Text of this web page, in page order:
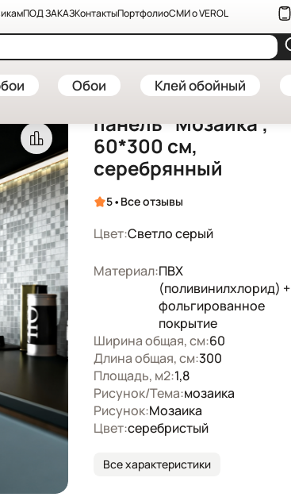
ПОД ЗАКАЗКонтактыПортфолиоСМИ о VEROL
Обои Клей обойный
— купить в интернет-магазине VEROL—
Артикул: СП0048/60х300/1шт
Самоклеящаяся
панель "Мозаика",
60*300 см,
серебрянный
5• Все отзывы
Цвет:Светло серый
Материал:ПВХ
(поливинилхлорид) +
фольгированное
покрытие
Ширина общая, см:60
Длина общая, см:300
Площадь, м2:1,8
Рисунок/Тема:мозаика
Рисунок:Мозаика
Цвет:серебристый
Все характеристики